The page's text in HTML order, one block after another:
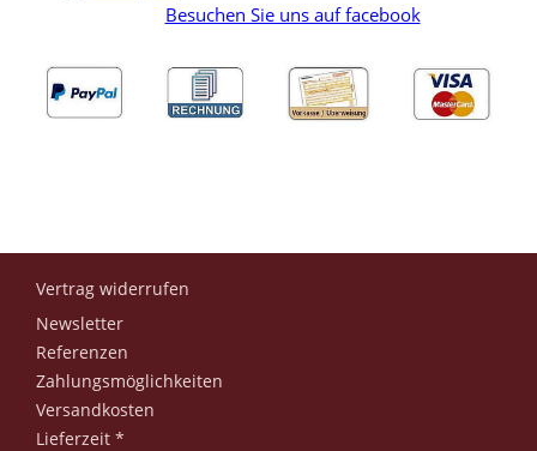
Besuchen Sie uns auf facebook
Vertrag widerrufen
Newsletter
Referenzen
Zahlungsmöglichkeiten
Versandkosten
Lieferzeit *